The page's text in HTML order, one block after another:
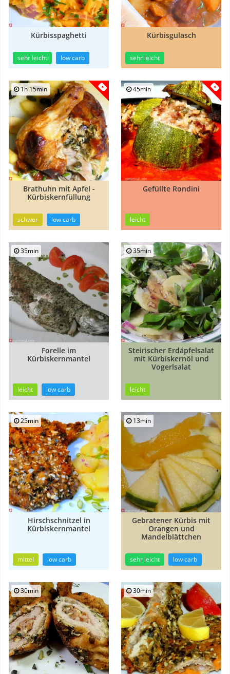
Kürbisspaghetti
sehr leicht low carb
Kürbisgulasch
sehr leicht
1h 15min
Brathuhn mit Apfel -
Kürbiskernfüllung
schwer low carb
45min
Gefüllte Rondini
leicht
35min
Forelle im
Kürbiskernmantel
leicht low carb
35min
Steirischer Erdäpfelsalat
mit Kürbiskernöl und
Vogerlsalat
leicht
25min
Hirschschnitzel in
Kürbiskernmantel
mittel low carb
13min
Gebratener Kürbis mit
Orangen und
Mandelblättchen
sehr leicht low carb
30min 30min